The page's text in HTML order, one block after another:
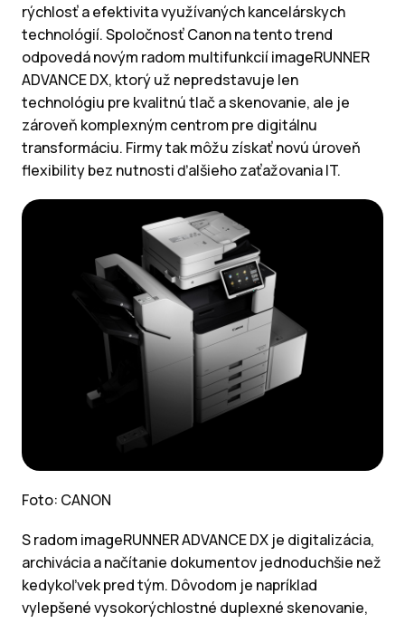
rýchlosť a efektivita využívaných kancelárskych
technológií. Spoločnosť Canon na tento trend
odpovedá novým radom multifunkcií imageRUNNER
ADVANCE DX, ktorý už nepredstavuje len
technológiu pre kvalitnú tlač a skenovanie, ale je
zároveň komplexným centrom pre digitálnu
transformáciu. Firmy tak môžu získať novú úroveň
flexibility bez nutnosti ďalšieho zaťažovania IT.
Foto: CANON
S radom imageRUNNER ADVANCE DX je digitalizácia,
archivácia a načítanie dokumentov jednoduchšie než
kedykoľvek pred tým. Dôvodom je napríklad
vylepšené vysokorýchlostné duplexné skenovanie,